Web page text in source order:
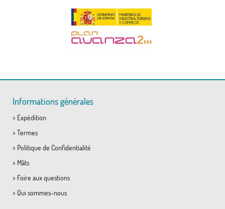
Informations générales
> Expédition
> Termes
> Politique de Confidentialité
> Mâts
> Foire aux questions
> Qui sommes-nous